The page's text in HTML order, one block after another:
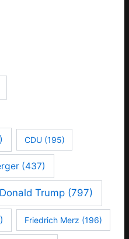
CDU(195)
(437)
Donald Trump(797)
Friedrich Merz (196)